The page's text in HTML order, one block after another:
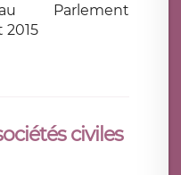
Parlement
civiles